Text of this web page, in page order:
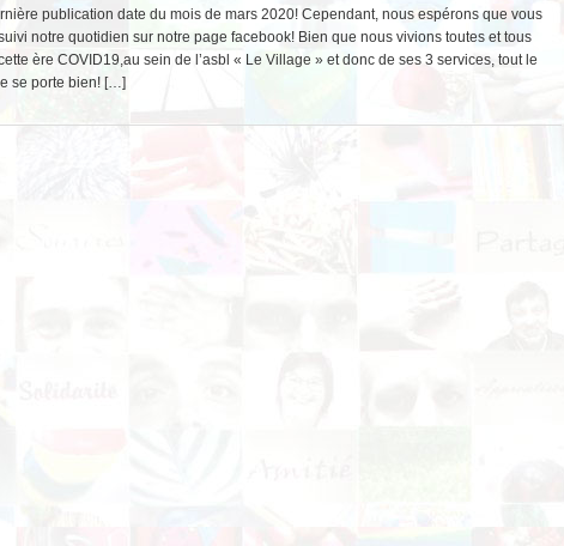
publication date du mois de mars 2020! Cependant, nous espérons que vous
notre quotidien sur notre page facebook! Bien que nous vivions toutes et tous
ère COVID19,au sein de l’asbl « Le Village » et donc de ses 3 services, tout le
se porte bien! […]